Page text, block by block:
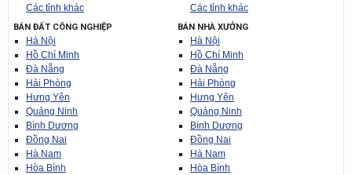
Các tỉnh khác Các tỉnh khác
BÁN ĐẤT CÔNG NGHIỆP
Hà Nội
Hồ Chí Minh
Đà Nẵng
Hải Phòng
Hưng Yên
Quảng Ninh
Bình Dương
Đồng Nai
Hà Nam
Hòa Bình
BÁN NHÀ XƯỞNG
Hà Nội
Hồ Chí Minh
Đà Nẵng
Hải Phòng
Hưng Yên
Quảng Ninh
Bình Dương
Đồng Nai
Hà Nam
Hòa Bình